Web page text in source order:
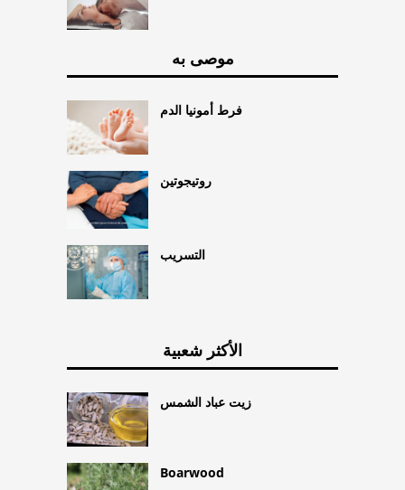
موصى به
فرط أمونيا الدم
روتيجوتين
التسريب
الأكثر شعبية
زيت عباد الشمس
Boarwood